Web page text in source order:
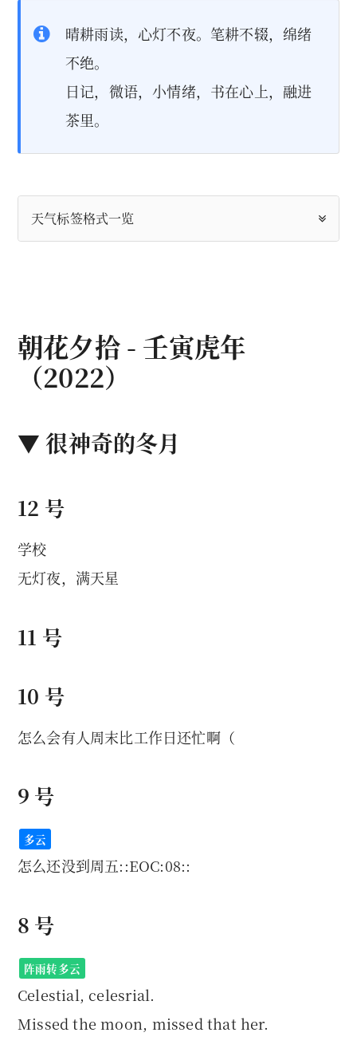
晴耕雨读，心灯不夜。笔耕不辍，绵绪
不绝。
日记，微语，小情绪，书在心上，融进
茶里。
天气标签格式一览
朝花夕拾 - 壬寅虎年
（2022）
▼ 很神奇的冬月
12 号
学校
无灯夜，满天星
11 号
10 号
怎么会有人周末比工作日还忙啊（
9 号
多云
怎么还没到周五::EOC:08::
8 号
阵雨转多云
Celestial, celesrial.
Missed the moon, missed that her.